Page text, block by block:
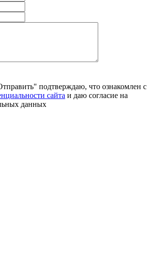
подтверждаю, что ознакомлен с
сайта и даю согласие на
данных